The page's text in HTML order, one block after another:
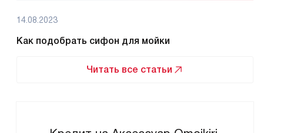
14.08.2023
Как подобрать сифон для мойки
Читать все статьи